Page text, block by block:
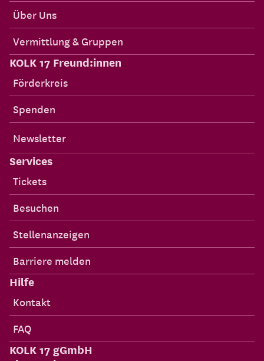
Über Uns
Vermittlung & Gruppen
KOLK 17 Freund:innen
Förderkreis
Spenden
Newsletter
Services
Tickets
Besuchen
Stellenanzeigen
Barriere melden
Hilfe
Kontakt
FAQ
KOLK 17 gGmbH